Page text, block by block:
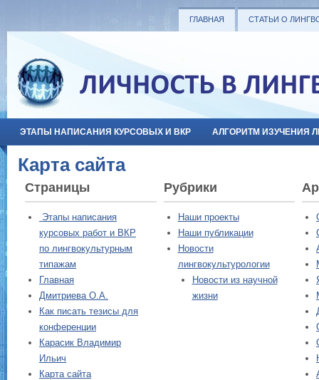
ГЛАВНАЯ СТАТЬИ О
ЭТАПЫ НАПИСАНИЯ КУРСОВЫХ И ВКР АЛГОРИТМ ИЗУЧЕНИЯ
Карта сайта
Страницы
Этапы написания
курсовых работ и ВКР
по лингвокультурным
типажам
Главная
Дмитриева О.А.
Как писать тезисы для
конференции
Карасик Владимир
Ильич
Карта сайта
Рубрики
Наши проекты
Наши публикации
Новости
лингвокультурологии
Новости из научной
жизни